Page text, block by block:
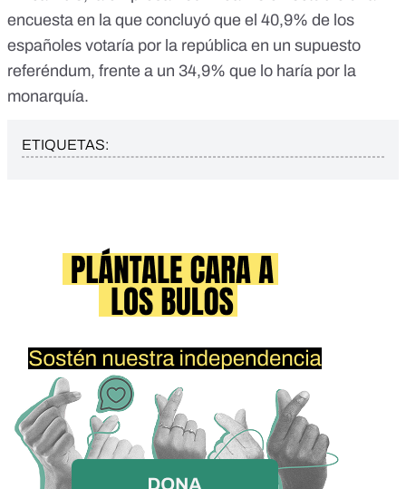
encuesta en la que concluyó que el 40,9% de los
españoles votaría por la república en un supuesto
referéndum, frente a un 34,9% que lo haría por la
monarquía.
ETIQUETAS: